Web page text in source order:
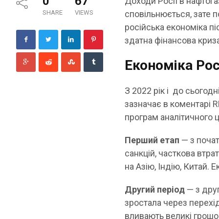
SHARE VIEWS
сповільнюється, зате
російська економіка
здатна фінансова
Економіка
З 2022 рік і до
зазначає в коментарі
програм аналітичного
Перший етап — з
санкцій, часткова
на Азію, Індію, Китай.
Другий період — з
зростала через
вливають великі